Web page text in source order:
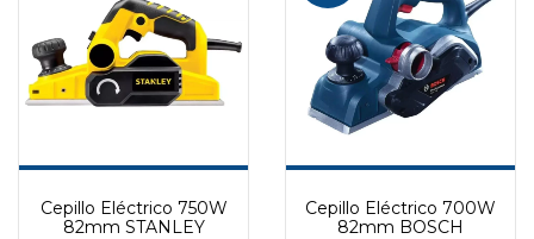
Cepillo Eléctrico 750W
82mm STANLEY
Cepillo Eléctrico 700W
82mm BOSCH